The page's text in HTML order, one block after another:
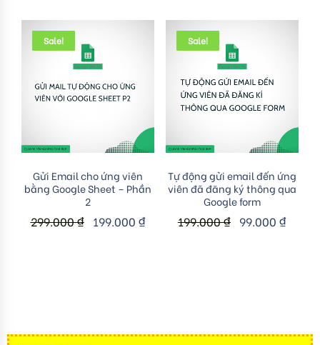
Sale!
Add to cart
Gửi Email cho ứng viên
bằng Google Sheet – Phần
2
299.000₫ 199.000 ₫
Sale!
Add to cart
Tự động gửi email đến ứng
viên đã đăng ký thông qua
Google form
199.000₫ 99.000 ₫